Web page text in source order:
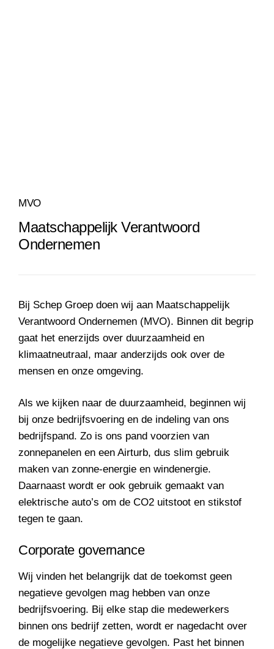
MVO
Maatschappelijk Verantwoord
Ondernemen
Bij Schep Groep doen wij aan Maatschappelijk
Verantwoord Ondernemen (MVO). Binnen dit begrip
gaat het enerzijds over duurzaamheid en
klimaatneutraal, maar anderzijds ook over de
mensen en onze omgeving.
Als we kijken naar de duurzaamheid, beginnen wij
bij onze bedrijfsvoering en de indeling van ons
bedrijfspand. Zo is ons pand voorzien van
zonnepanelen en een Airturb, dus slim gebruik
maken van zonne-energie en windenergie.
Daarnaast wordt er ook gebruik gemaakt van
elektrische auto’s om de CO2 uitstoot en stikstof
tegen te gaan.
Corporate governance
Wij vinden het belangrijk dat de toekomst geen
negatieve gevolgen mag hebben van onze
bedrijfsvoering. Bij elke stap die medewerkers
binnen ons bedrijf zetten, wordt er nagedacht over
de mogelijke negatieve gevolgen. Past het binnen